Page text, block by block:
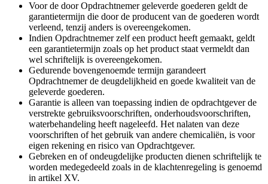
Voor de door Opdrachtnemer geleverde goederen geldt de
garantietermijn die door de producent van de goederen wordt
verleend, tenzij anders is overeengekomen.
Indien Opdrachtnemer zelf een product heeft gemaakt, geldt
een garantietermijn zoals op het product staat vermeldt dan
wel schriftelijk is overeengekomen.
Gedurende bovengenoemde termijn garandeert
Opdrachtnemer de deugdelijkheid en goede kwaliteit van de
geleverde goederen.
Garantie is alleen van toepassing indien de opdrachtgever de
verstrekte gebruiksvoorschriften, onderhoudsvoorschriften,
waterbehandeling heeft nageleefd. Het nalaten van deze
voorschriften of het gebruik van andere chemicaliën, is voor
eigen rekening en risico van Opdrachtgever.
Gebreken en of ondeugdelijke producten dienen schriftelijk te
worden medegedeeld zoals in de klachtenregeling is genoemd
in artikel XV.